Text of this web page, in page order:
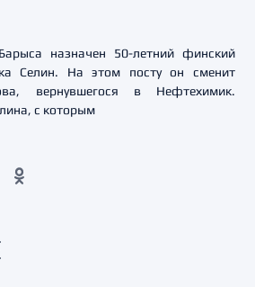
назначен 50-летний финский
Селин. На этом посту он сменит
вернувшегося в Нефтехимик.
с которым